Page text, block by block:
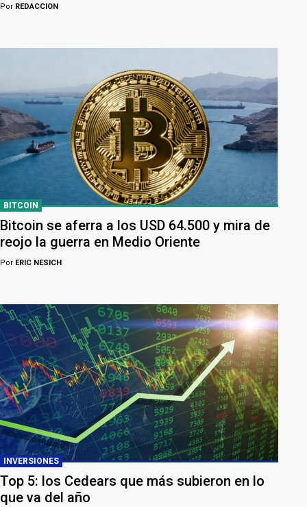
Por REDACCION
BITCOIN
Bitcoin se aferra a los USD 64.500 y mira de
reojo la guerra en Medio Oriente
Por ERIC NESICH
INVERSIONES
Top 5: los Cedears que más subieron en lo
que va del año